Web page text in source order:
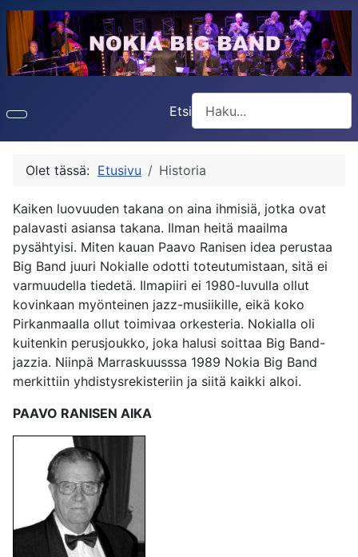
Etsi
Type 2 or more characters
Olet tässä: Etusivu Historia
Kaiken luovuuden takana on aina ihmisiä, jotka ovat
palavasti asiansa takana. Ilman heitä maailma
pysähtyisi. Miten kauan Paavo Ranisen idea perustaa
Big Band juuri Nokialle odotti toteutumistaan, sitä ei
varmuudella tiedetä. Ilmapiiri ei 1980-luvulla ollut
kovinkaan myönteinen jazz-musiikille, eikä koko
Pirkanmaalla ollut toimivaa orkesteria. Nokialla oli
kuitenkin perusjoukko, joka halusi soittaa Big Band-
jazzia. Niinpä Marraskuusssa 1989 Nokia Big Band
merkittiin yhdistysrekisteriin ja siitä kaikki alkoi.
PAAVO RANISEN AIKA